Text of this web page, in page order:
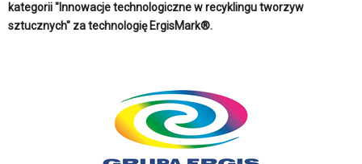
kategorii "Innowacje technologiczne w recyklingu tworzyw
sztucznych" za technologię ErgisMark®.